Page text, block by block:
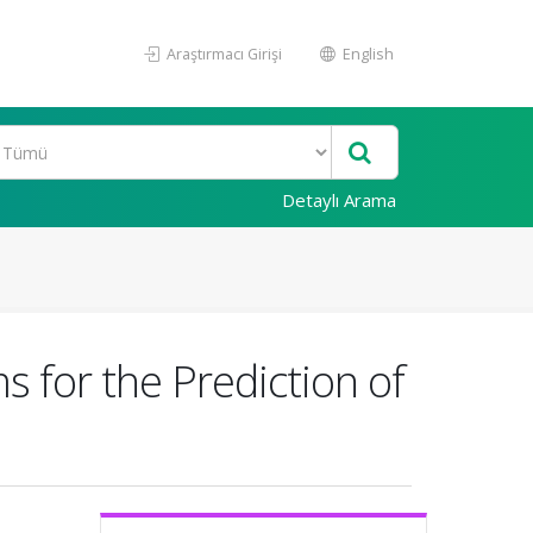
Araştırmacı Girişi English
Detaylı Arama
for the Prediction of